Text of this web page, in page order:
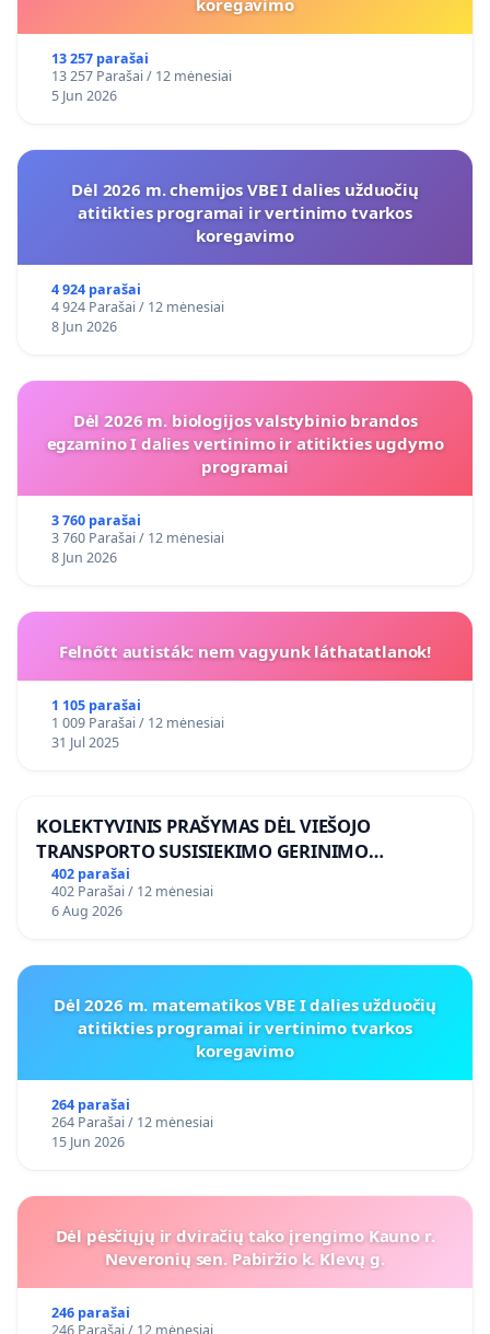
13 257 parašai
13 257 Parašai / 12 mėnesiai
5 Jun 2026
Dėl 2026 m. chemijos VBE I dalies užduočių
atitikties programai ir vertinimo tvarkos
koregavimo
4 924 parašai
4 924 Parašai / 12 mėnesiai
8 Jun 2026
Dėl 2026 m. biologijos valstybinio brandos
egzamino I dalies vertinimo ir atitikties ugdymo
programai
3 760 parašai
3 760 Parašai / 12 mėnesiai
8 Jun 2026
Felnőtt autisták: nem vagyunk láthatatlanok!
1 105 parašai
1 009 Parašai / 12 mėnesiai
31 Jul 2025
KOLEKTYVINIS PRAŠYMAS DĖL VIEŠOJO
TRANSPORTO SUSISIEKIMO GERINIMO
VOSYLIUKŲ KAIME
402 parašai
402 Parašai / 12 mėnesiai
6 Aug 2026
Dėl 2026 m. matematikos VBE I dalies užduočių
atitikties programai ir vertinimo tvarkos
koregavimo
264 parašai
264 Parašai / 12 mėnesiai
15 Jun 2026
Dėl pėsčiųjų ir dviračių tako įrengimo Kauno r.
Neveronių sen. Pabiržio k. Klevų g.
246 parašai
246 Parašai / 12 mėnesiai